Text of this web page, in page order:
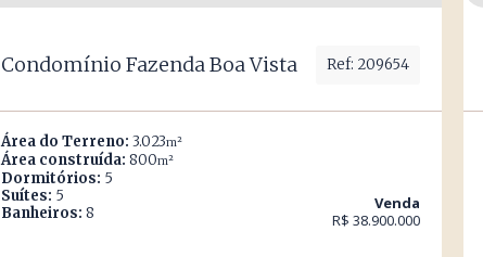
Condomínio Fazenda Boa Vista Ref: 209654
Área do Terreno: 3.023m²
Área construída: 800m²
Dormitórios: 5
Suítes: 5
Banheiros: 8
Venda
R$ 38.900.000